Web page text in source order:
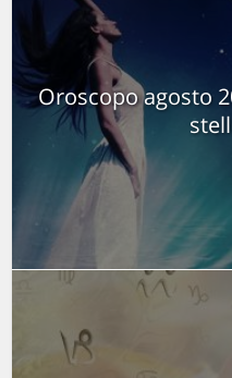
Oroscopo agosto